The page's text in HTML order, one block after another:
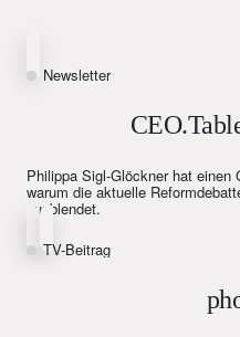
Newsletter
Philippa Sigl-Glöckner hat einen
warum die aktuelle
ausblendet.
TV-Beitrag